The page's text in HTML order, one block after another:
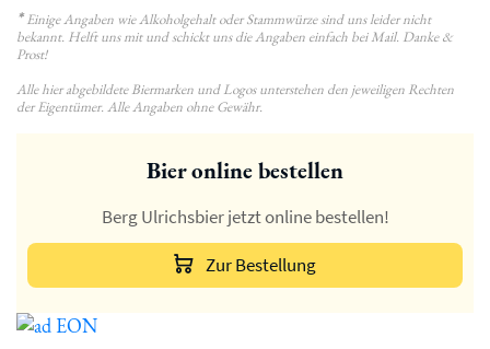
*Einige Angaben wie Alkoholgehalt oder Stammwürze sind uns leider nicht
bekannt. Helft uns mit und schickt uns die Angaben einfach bei Mail. Danke &
Prost!
Alle hier abgebildete Biermarken und Logos unterstehen den jeweiligen Rechten
der Eigentümer. Alle Angaben ohne Gewähr.
Bier online bestellen
Berg Ulrichsbier jetzt online bestellen!
Zur Bestellung